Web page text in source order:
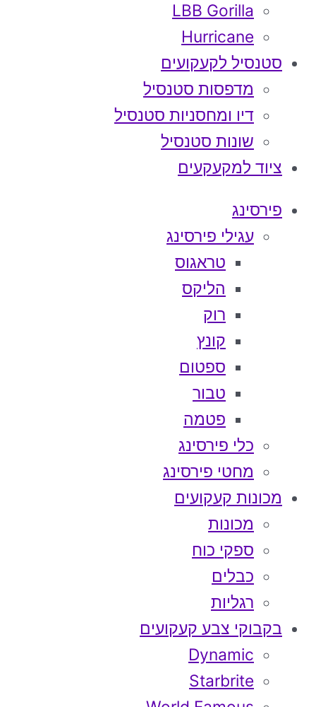
LBB Gorilla
Hurricane
סטנסיל לקעקועים
מדפסות סטנסיל
דיו ומחסניות סטנסיל
שונות סטנסיל
ציוד למקעקעים
פירסינג
עגילי פירסינג
טראגוס
הליקס
רוק
קונץ
ספטום
טבור
פטמה
כלי פירסינג
מחטי פירסינג
מכונות קעקועים
מכונות
ספקי כוח
כבלים
רגליות
בקבוקי צבע קעקועים
Dynamic
Starbrite